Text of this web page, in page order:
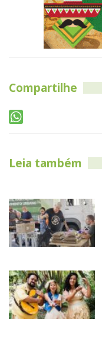
Compartilhe
Leia também